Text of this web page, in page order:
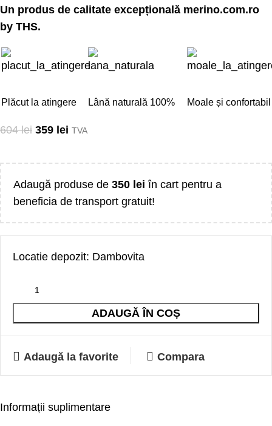
Un produs de calitate excepțională merino.com.ro
by THS.
Plăcut la atingere Lână naturală 100% Moale și confortabil
604lei 359 lei TVA
Adaugă produse de 350 lei în cart pentru a
beneficia de transport gratuit!
Locatie depozit: Dambovita
ADAUGĂ ÎN COȘ
Adaugă la favorite Compara
Informații suplimentare